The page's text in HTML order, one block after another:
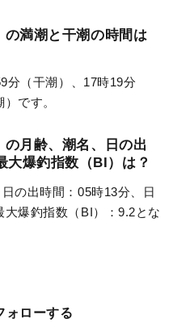
満潮と干潮の時間は
分（干潮）、17時19分
です。
月齢、潮名、日の出
大爆釣指数（BI）は？
の出時間：05時13分、日
爆釣指数（BI）：9.2とな
ォローする